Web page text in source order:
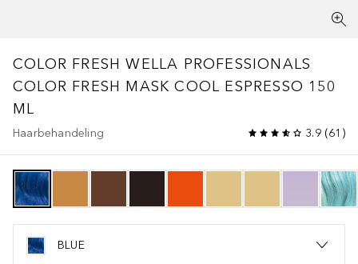
COLOR FRESH WELLA PROFESSIONALS
COLOR FRESH MASK COOL ESPRESSO 150
ML
Haarbehandeling 3.9(61 )
BLUE